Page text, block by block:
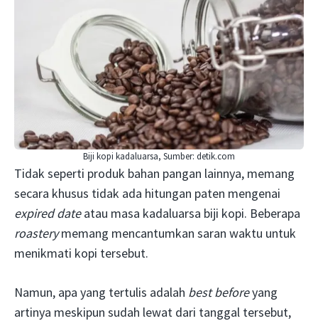
Biji kopi kadaluarsa, Sumber: detik.com
Tidak seperti produk bahan pangan lainnya, memang
secara khusus tidak ada hitungan paten mengenai
expired dateatau masa kadaluarsa biji kopi. Beberapa
roasterymemang mencantumkan saran waktu untuk
menikmati kopi tersebut.
Namun, apa yang tertulis adalah best beforeyang
artinya meskipun sudah lewat dari tanggal tersebut,